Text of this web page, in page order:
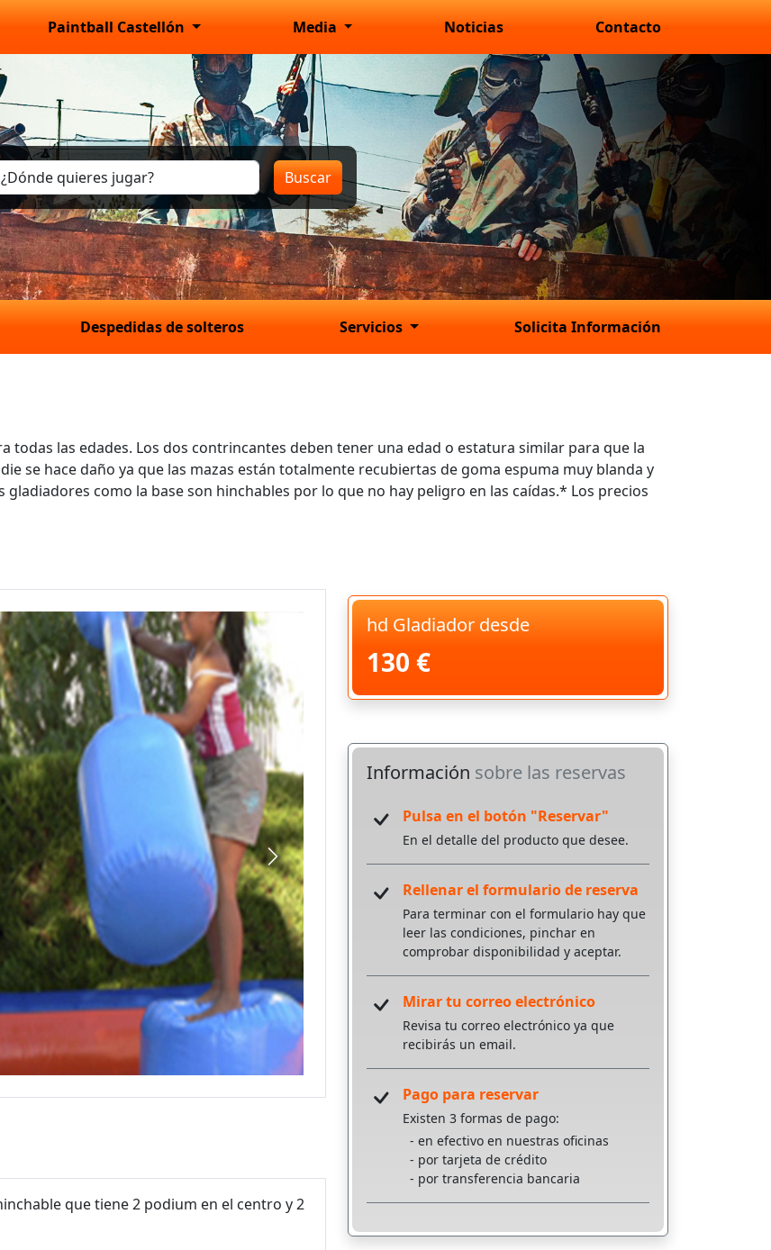
Paintball Castellón Media Noticias Contacto
Buscar
Despedidas de solteros Servicios Solicita Información
todas las edades. Los dos contrincantes deben tener una edad o estatura similar para que la
se hace daño ya que las mazas están totalmente recubiertas de goma espuma muy blanda y
como la base son hinchables por lo que no hay peligro en las caídas.* Los precios
que tiene 2 podium en el centro y 2
hd Gladiador desde
130 €
Información sobre las reservas
Pulsa en el botón "Reservar"
En el detalle del producto que desee.
Rellenar el formulario de reserva
Para terminar con el formulario hay que
leer las condiciones, pinchar en
comprobar disponibilidad y aceptar.
Mirar tu correo electrónico
Revisa tu correo electrónico ya que
recibirás un email.
Pago para reservar
Existen 3 formas de pago:
- en efectivo en nuestras oficinas
- por tarjeta de crédito
- por transferencia bancaria